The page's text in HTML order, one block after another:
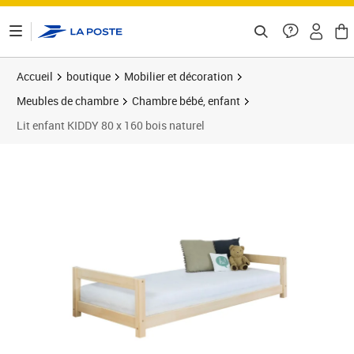
Accueil boutique
Mobilier et décoration
Meubles de chambre
Chambre bébé, enfant
Lit enfant KIDDY 80 x 160 bois naturel